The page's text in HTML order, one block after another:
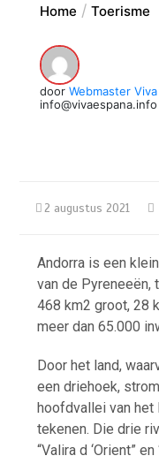
Home Toerisme
door Webmaster
info@vivaespana.info
2 augustus 2021
Andorra is een
van de Pyreneeën,
468 km2 groot, 28
meer dan 65.000
Door het land,
een driehoek,
hoofdvallei van het
tekenen. Die drie
“Valira d ‘Orient” en